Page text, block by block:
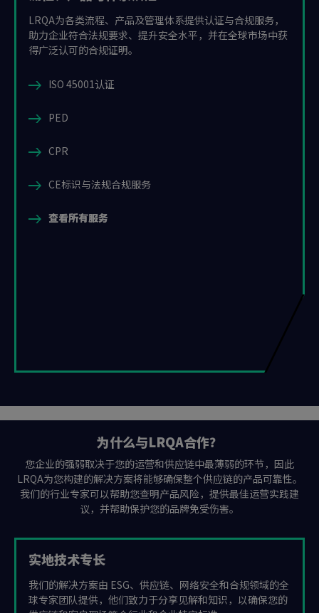
LRQA为各类流程、产品及管理体系提供认证与合规服务，
助力企业符合法规要求、提升安全水平，并在全球市场中获
得广泛认可的合规证明。
ISO 45001认证
PED
CPR
CE标识与法规合规服务
查看所有服务
为什么与LRQA合作？
您企业的强弱取决于您的运营和供应链中最薄弱的环节，因此
LRQA为您构建的解决方案将能够确保整个供应链的产品可靠性。
我们的行业专家可以帮助您查明产品风险，提供最佳运营实践建
议，并帮助保护您的品牌免受伤害。
实地技术专长
我们的解决方案由 ESG、供应链、网络安全和合规领域的全
球专家团队提供，他们致力于分享见解和知识，以确保您的